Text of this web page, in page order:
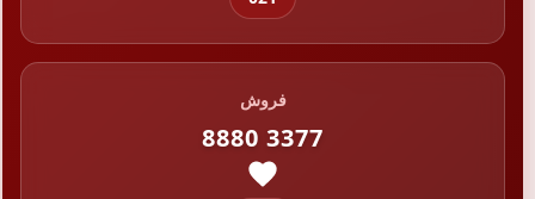
فروش
8880 3377